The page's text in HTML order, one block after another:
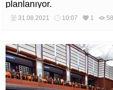
planlanıyor.
31.08.2021 10:07 1